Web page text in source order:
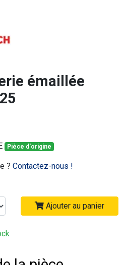
émaillée
Pièce d'origine
? Contactez-nous !
Ajouter au panier